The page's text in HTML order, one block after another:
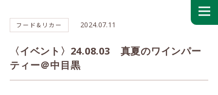
フード&リカー 2024.07.11
〈イベント〉24.08.03 真夏のワインパー
ティー＠中目黒